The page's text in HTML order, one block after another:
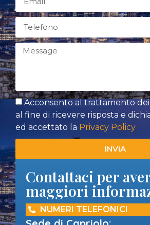
Contattaci per
maggiori
NUMERI TELEFONICI
Acconsento al trattamento
al fine di ricevere risposta e
ed accettato la Privacy Policy
INVIA